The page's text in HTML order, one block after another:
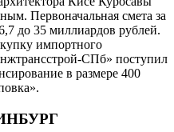
Первоначальная смета за
до 35 миллиардов рублей.
импортного
СПб» поступил
в размере 400